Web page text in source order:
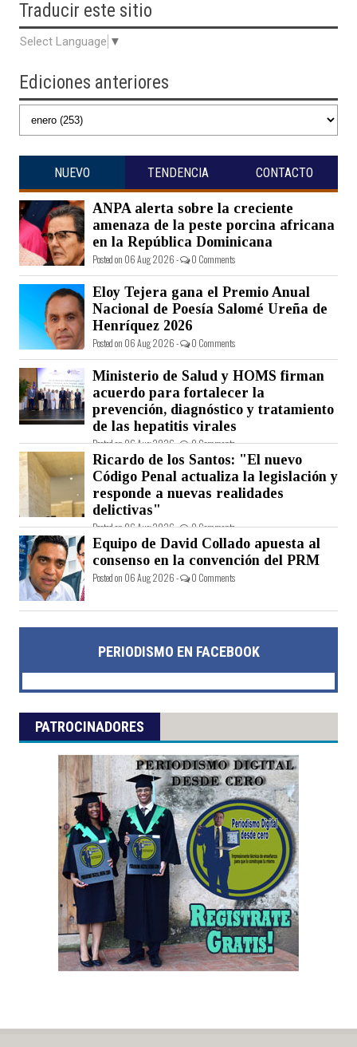
Traducir este sitio
Select Language ▼
Ediciones anteriores
NUEVO TENDENCIA CONTACTO
ANPA alerta sobre la creciente
amenaza de la peste porcina africana
en la República Dominicana
Posted on 06 Aug 2026 - 0 Comments
Eloy Tejera gana el Premio Anual
Nacional de Poesía Salomé Ureña de
Henríquez 2026
Posted on 06 Aug 2026 - 0 Comments
Ministerio de Salud y HOMS firman
acuerdo para fortalecer la
prevención, diagnóstico y tratamiento
de las hepatitis virales
Posted on 06 Aug 2026 - 0 Comments
Ricardo de los Santos: "El nuevo
Código Penal actualiza la legislación y
responde a nuevas realidades
delictivas"
Posted on 06 Aug 2026 - 0 Comments
Equipo de David Collado apuesta al
consenso en la convención del PRM
Posted on 06 Aug 2026 - 0 Comments
PERIODISMO EN FACEBOOK
PATROCINADORES